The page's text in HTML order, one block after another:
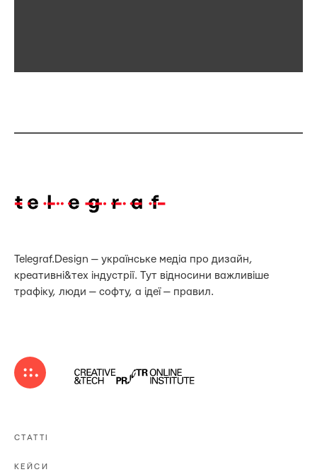
Telegraf.Design — українське медіа про дизайн,
креативні&тех індустрії. Тут відносини важливіше
трафіку, люди — софту, а ідеї — правил.
СТАТТІ
КЕЙСИ